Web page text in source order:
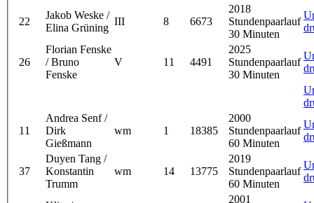
22
Jakob Weske /
Elina Grüning
III 8 6673
2018
Stundenpaarlauf
30 Minuten
26
Florian Fenske
/ Bruno
Fenske
V 11 4491
2025
Stundenpaarlauf
30 Minuten
11
Andrea Senf /
Dirk
Gießmann
wm 1 18385
2000
Stundenpaarlauf
60 Minuten
37
Duyen Tang /
Konstantin
Trumm
wm 14 13775
2019
Stundenpaarlauf
60 Minuten
2001